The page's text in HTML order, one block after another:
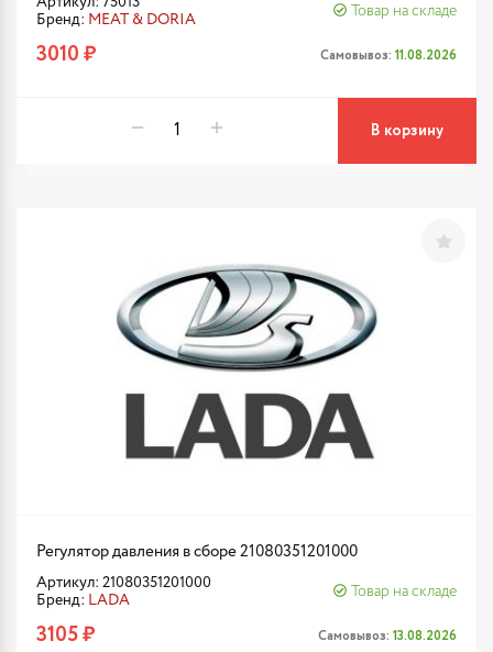
Бренд: MEAT & DORIA
Товар на складе
3010 ₽ Самовывоз: 11.08.2026
В корзину
Регулятор давления в сборе 21080351201000
Артикул: 21080351201000
Бренд: LADA
Товар на складе
3105 ₽ Самовывоз: 13.08.2026